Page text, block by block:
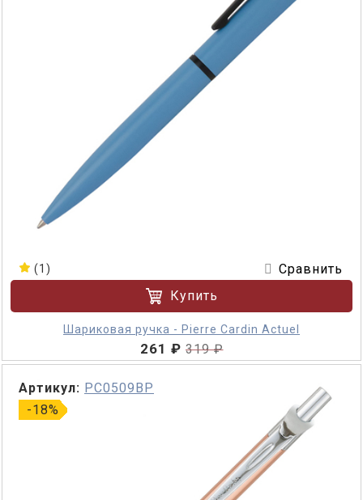
(1)
Сравнить
Купить
Шариковая ручка - Pierre Cardin Actuel
261 ₽ 319 ₽
-18%
Артикул: PC0509BP